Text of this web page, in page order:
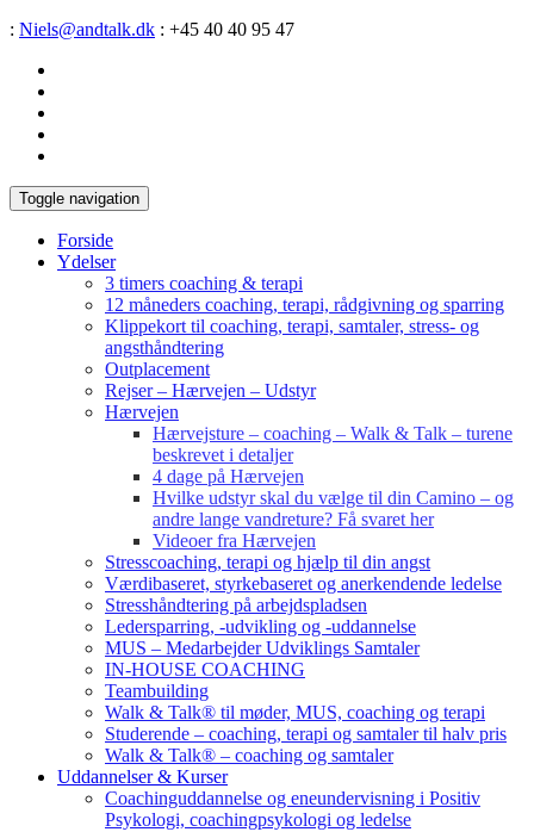
: Niels@andtalk.dk : +45 40 40 95 47
Toggle navigation
Forside
Ydelser
3 timers coaching & terapi
12 måneders coaching, terapi, rådgivning og sparring
Klippekort til coaching, terapi, samtaler, stress- og
angsthåndtering
Outplacement
Rejser – Hærvejen – Udstyr
Hærvejen
Hærvejsture – coaching – Walk & Talk – turene
beskrevet i detaljer
4 dage på Hærvejen
Hvilke udstyr skal du vælge til din Camino – og
andre lange vandreture? Få svaret her
Videoer fra Hærvejen
Stresscoaching, terapi og hjælp til din angst
Værdibaseret, styrkebaseret og anerkendende ledelse
Stresshåndtering på arbejdspladsen
Ledersparring, -udvikling og -uddannelse
MUS – Medarbejder Udviklings Samtaler
IN-HOUSE COACHING
Teambuilding
Walk & Talk® til møder, MUS, coaching og terapi
Studerende – coaching, terapi og samtaler til halv pris
Walk & Talk® – coaching og samtaler
Uddannelser & Kurser
Coachinguddannelse og eneundervisning i Positiv
Psykologi, coachingpsykologi og ledelse